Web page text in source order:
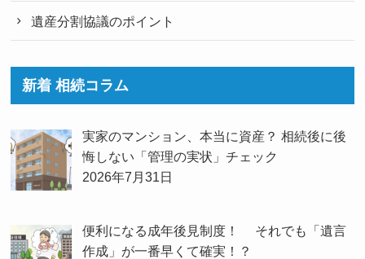
遺産分割協議のポイント
新着 相続コラム
実家のマンション、本当に資産？ 相続後に後
悔しない「管理の実状」チェック
2026年7月31日
便利になる成年後見制度！ それでも「遺言
作成」が一番早くて確実！？